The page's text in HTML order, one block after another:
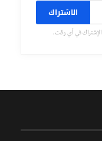
الاشتراك
الإشتراك في أي وقت.